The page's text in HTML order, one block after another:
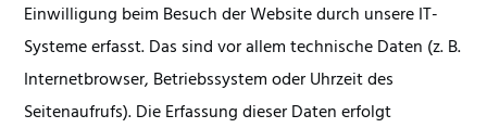
Einwilligung beim Besuch der Website durch unsere IT-
Systeme erfasst. Das sind vor allem technische Daten (z. B.
Internetbrowser, Betriebssystem oder Uhrzeit des
Seitenaufrufs). Die Erfassung dieser Daten erfolgt